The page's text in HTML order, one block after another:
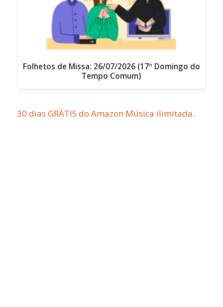
Folhetos de Missa: 26/07/2026 (17º Domingo do
Tempo Comum)
30 dias GRÁTIS do Amazon Música ilimitada.